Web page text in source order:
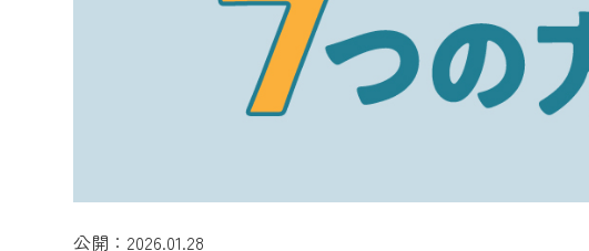
公開：2026.01.28